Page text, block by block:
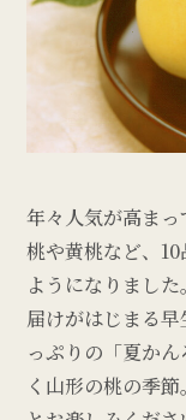
年々人気が高ま
桃や黄桃など、
ようになりまし
届けがはじまる
っぷりの「夏か
く山形の桃の季